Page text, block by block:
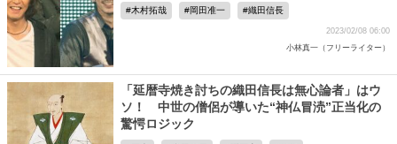
木村拓哉 岡田准一 織田信長
2023/02/08 06:00
小林真一（フリーライター）
「延暦寺焼き討ちの織田信長は無心論者」はウ
ソ！ 中世の僧侶が導いた“神仏冒涜”正当化の
驚愕ロジック